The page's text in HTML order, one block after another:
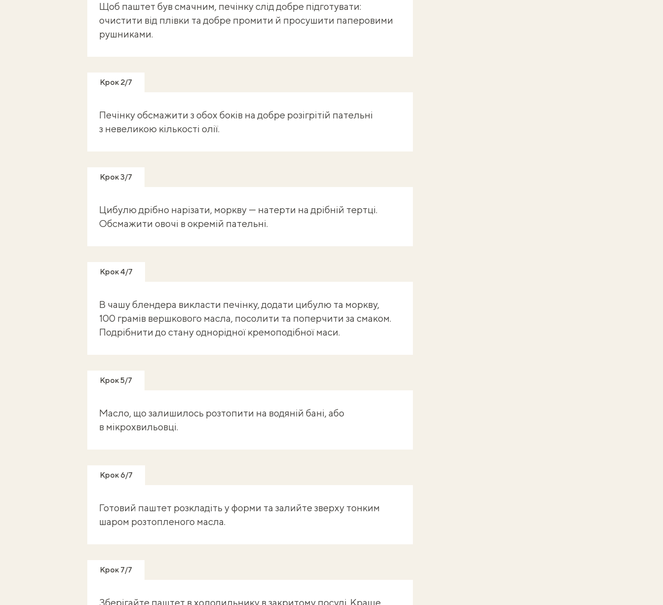
Щоб паштет був смачним, печінку слід добре підготувати:
очистити від плівки та добре промити й просушити паперовими
рушниками.
Крок 2/7
Печінку обсмажити з обох боків на добре розігрітій пательні
з невеликою кількості олії.
Крок 3/7
Цибулю дрібно нарізати, моркву — натерти на дрібній тертці.
Обсмажити овочі в окремій пательні.
Крок 4/7
В чашу блендера викласти печінку, додати цибулю та моркву,
100 грамів вершкового масла, посолити та поперчити за смаком.
Подрібнити до стану однорідної кремоподібної маси.
Крок 5/7
Масло, що залишилось розтопити на водяній бані, або
в мікрохвильовці.
Крок 6/7
Готовий паштет розкладіть у форми та залийте зверху тонким
шаром розтопленого масла.
Крок 7/7
Зберігайте паштет в холодильнику в закритому посуді. Краще